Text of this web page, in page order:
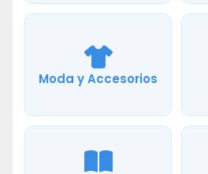
Moda y Accesorios